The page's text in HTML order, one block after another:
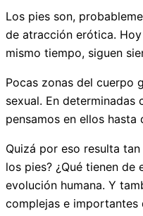
Los pies son,
de atracción erótica.
mismo tiempo, siguen
Pocas zonas del cuerpo
sexual. En
pensamos en ellos hasta
Quizá por eso resulta
los pies? ¿Qué tienen
evolución humana. Y
complejas e importantes